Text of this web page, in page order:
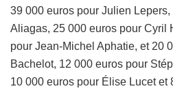
39 000 euros pour Julien
Aliagas, 25 000 euros pour Cyril
pour Jean-Michel Aphatie, et 20
Bachelot, 12 000 euros pour
10 000 euros pour Élise Lucet et